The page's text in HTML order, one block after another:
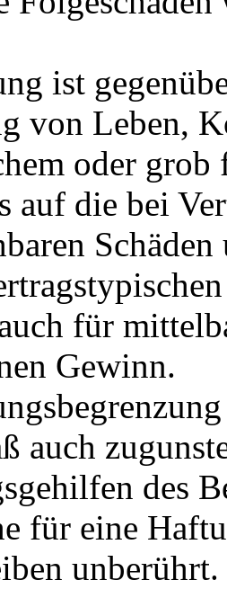
ist
von Leben,
oder grob
auf die bei
für
Gewinn.
auch
des
für eine
unberührt.